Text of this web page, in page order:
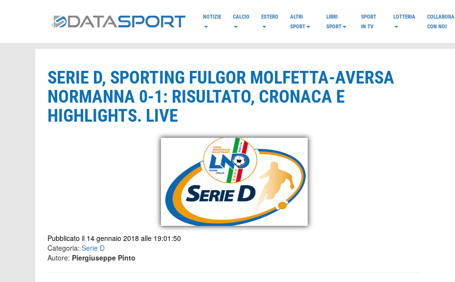
NOTIZIE CALCIO ESTERO
ALTRI
SPORT
LIBRI
SPORT
SPORT
IN TV
LOTTERIA
COLLABORA
CON NOI
SERIE D, SPORTING FULGOR MOLFETTA-AVERSA
NORMANNA 0-1: RISULTATO, CRONACA E
HIGHLIGHTS. LIVE
Pubblicato il 14 gennaio 2018 alle 19:01:50
Categoria: Serie D
Autore: Piergiuseppe Pinto